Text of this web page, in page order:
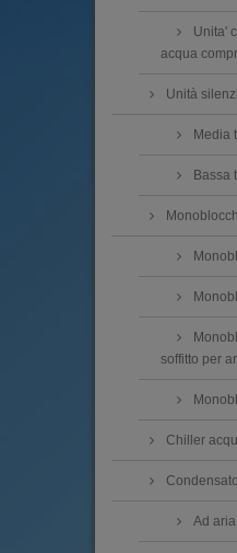
Unita'
acqua
Unità
Media
Bassa
soffitto per
Chiller
Ad aria